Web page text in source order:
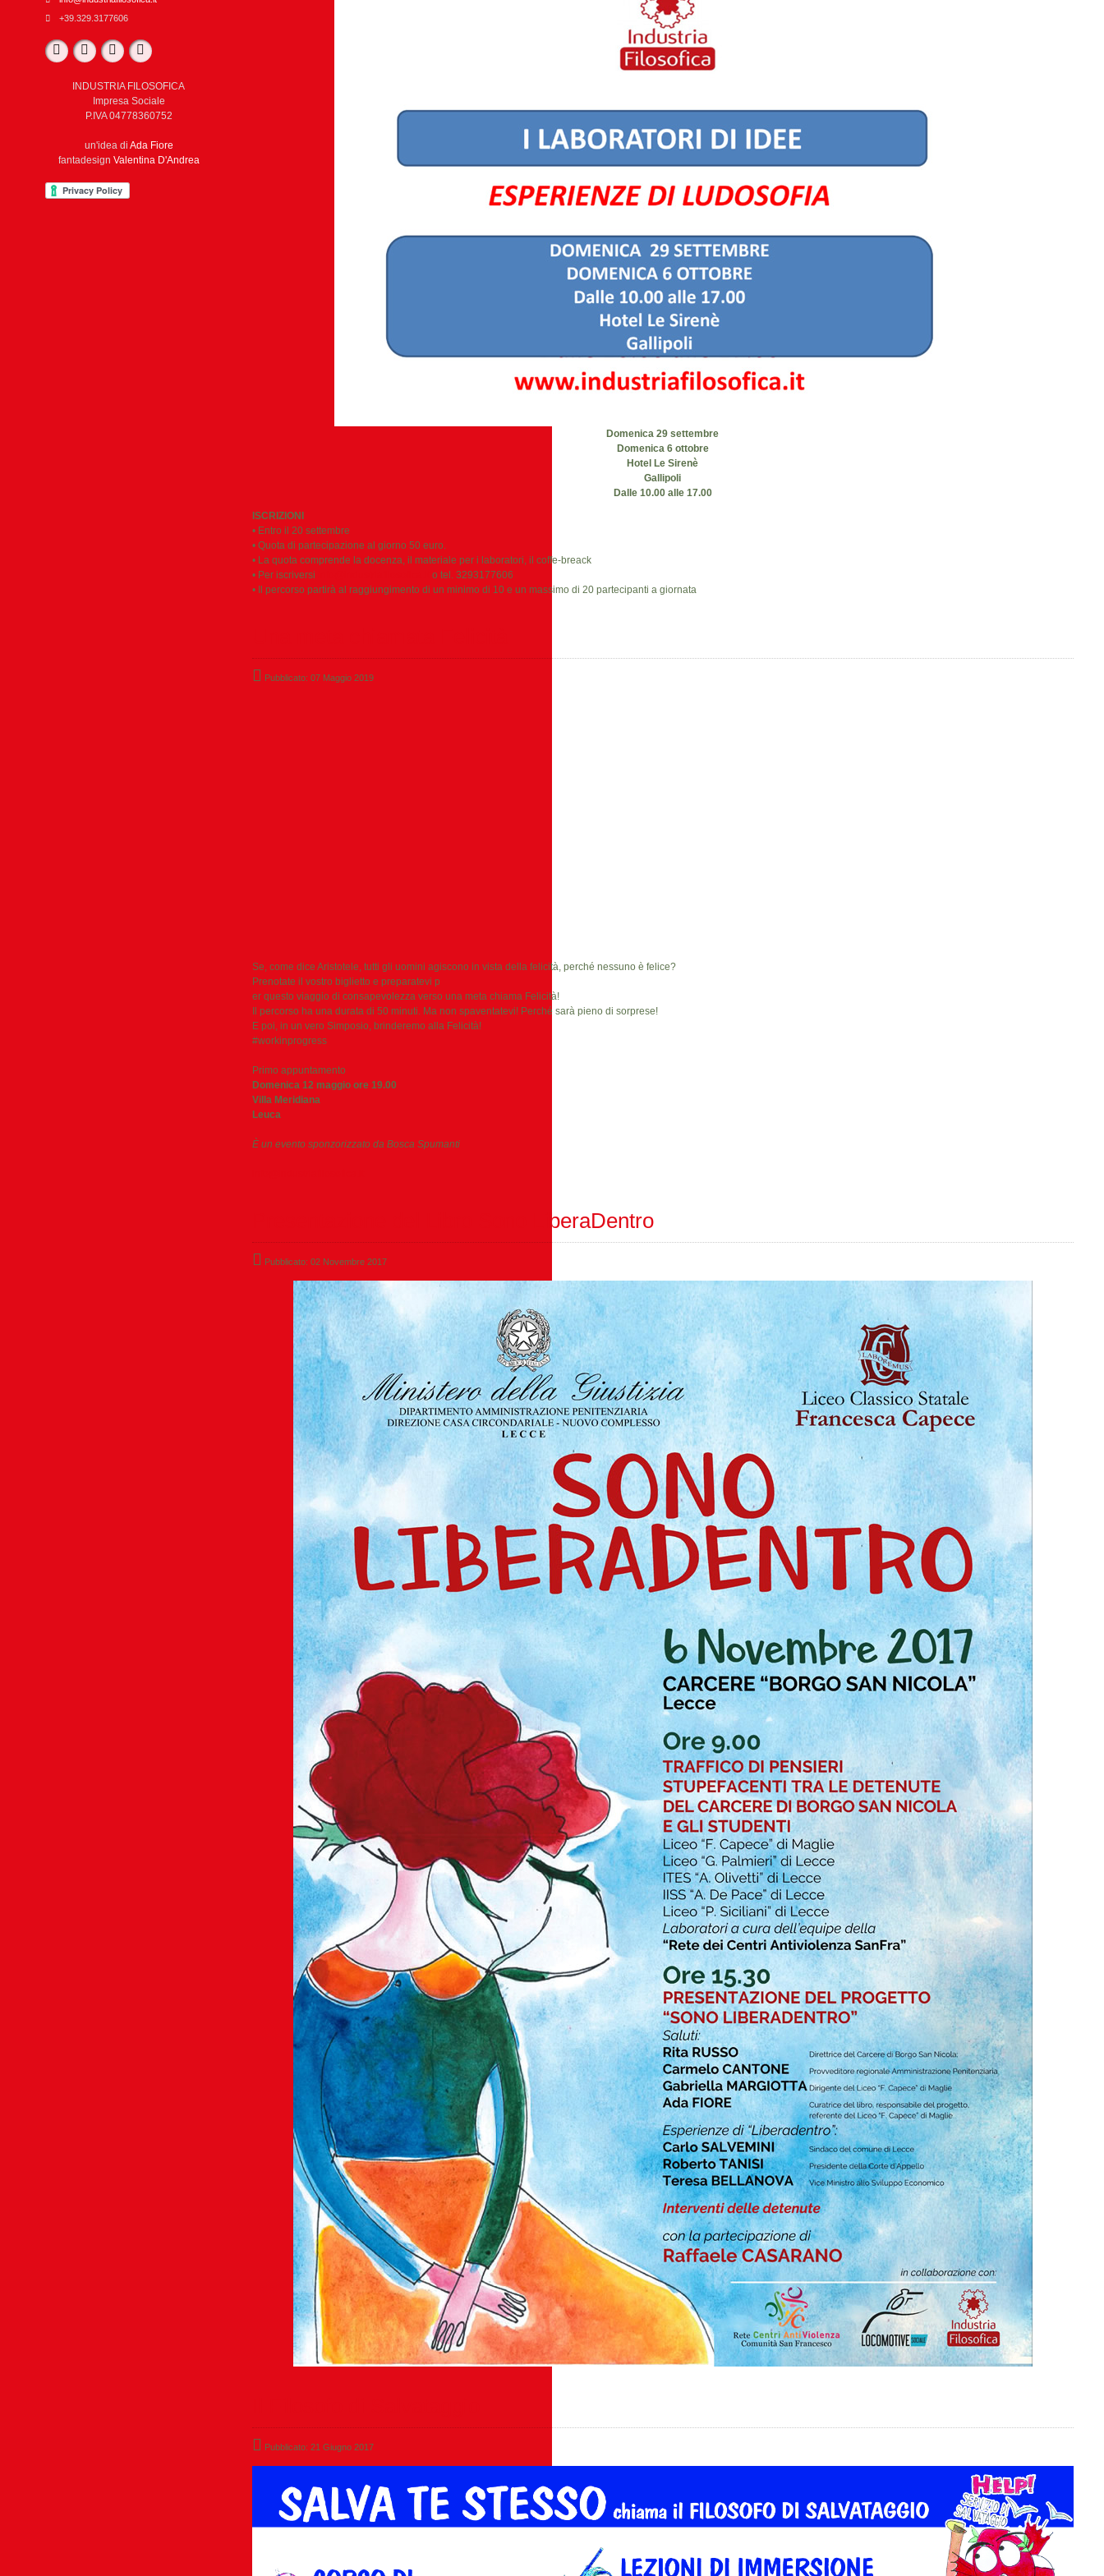
+39.329.3177606
INDUSTRIA FILOSOFICA
Impresa Sociale
P.IVA 04778360752
un'idea di Ada Fiore
fantadesign Valentina D'Andrea
Domenica 29 settembre
Domenica 6 ottobre
Hotel Le Sirenè
Gallipoli
Dalle 10.00 alle 17.00
ISCRIZIONI
• Entro il 20 settembre
• Quota di partecipazione al giorno 50 euro.
• La quota comprende la docenza, il materiale per i laboratori, il coffe-breack
• Per iscriversi
o tel. 3293177606
• Il percorso partirà al raggiungimento di un minimo di 10 e un massimo di 20 partecipanti a giornata
Pubblicato: 07 Maggio 2019
Se, come dice Aristotele, tutti gli uomini agiscono in vista della felicità, perché nessuno è felice?
Prenotate il vostro biglietto e preparatevi p
er questo viaggio di consapevolezza verso una meta chiama Felicità!
Il percorso ha una durata di 50 minuti. Ma non spaventatevi! Perché sarà pieno di sorprese!
E poi, in un vero Simposio, brinderemo alla Felicità!
#workinprogress
Primo appuntamento
Domenica 12 maggio ore 19.00
Villa Meridiana
Leuca
È un evento sponzorizzato da Bosca Spumanti
Presentazione del Libro Sono LiberaDentro
Pubblicato: 02 Novembre 2017
Pubblicato: 21 Giugno 2017